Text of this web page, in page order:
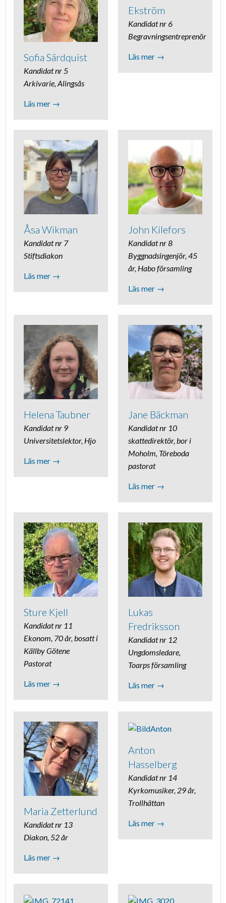
Sofia Särdquist
Kandidat nr 5
Arkivarie, Alingsås
Läs mer →
Ekström
Kandidat nr 6
Begravningsentreprenör
Läs mer →
Åsa Wikman
Kandidat nr 7
Stiftsdiakon
Läs mer →
John Kilefors
Kandidat nr 8
Byggnadsingenjör, 45
år, Habo församling
Läs mer →
Helena Taubner
Kandidat nr 9
Universitetslektor, Hjo
Läs mer →
Jane Bäckman
Kandidat nr 10
skattedirektör, bor i
Moholm, Töreboda
pastorat
Läs mer →
Sture Kjell
Kandidat nr 11
Ekonom, 70 år, bosatt i
Källby Götene
Pastorat
Läs mer →
Lukas
Fredriksson
Kandidat nr 12
Ungdomsledare,
Toarps församling
Läs mer →
Maria Zetterlund
Kandidat nr 13
Diakon, 52 år
Läs mer →
Anton
Hasselberg
Kandidat nr 14
Kyrkomusiker, 29 år,
Trollhättan
Läs mer →